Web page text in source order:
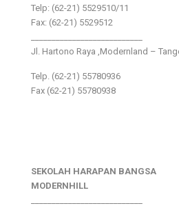
Telp: (62-21) 5529510/11
Fax: (62-21) 5529512
Jl. Hartono Raya ,Modernland –
Telp. (62-21) 55780936
Fax (62-21) 55780938
SEKOLAH HARAPAN BANGSA
MODERNHILL